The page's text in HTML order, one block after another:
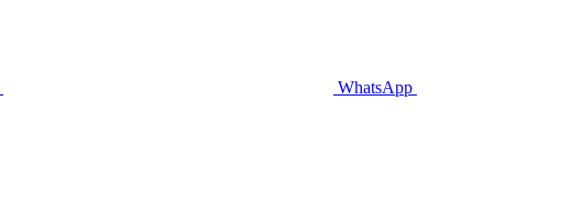
WhatsApp